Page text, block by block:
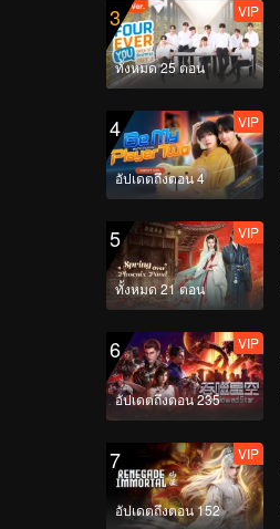
3
ทั้งหมด 25 ตอน
VIP
4
อัปเดตถึงตอน 4
VIP
5
ทั้งหมด 21 ตอน
VIP
6
อัปเดตถึงตอน 235
VIP
7
อัปเดตถึงตอน 152
VIP